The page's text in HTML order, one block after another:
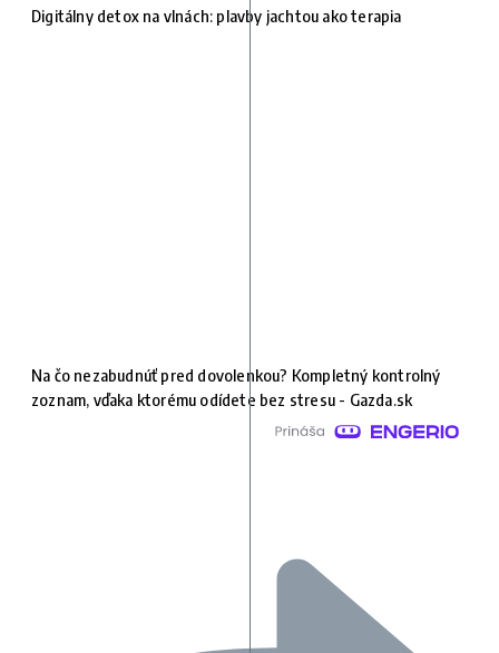
Digitálny detox na vlnách: plavby jachtou ako terapia
Na čo nezabudnúť pred dovolenkou? Kompletný kontrolný
zoznam, vďaka ktorému odídete bez stresu - Gazda.sk